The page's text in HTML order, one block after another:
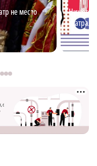
не место